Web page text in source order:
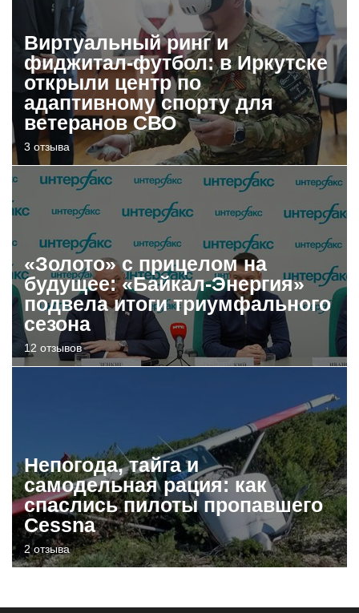
Виртуальный ринг и
фиджитал-футбол: в Иркутске
открыли центр по
адаптивному спорту для
ветеранов СВО
3 отзыва
«Золото» с прицелом на
будущее: «Байкал-Энергия»
подвела итоги триумфального
сезона
12 отзывов
Непогода, тайга и
самодельная рация: как
спаслись пилоты пропавшего
Cessna
2 отзыва